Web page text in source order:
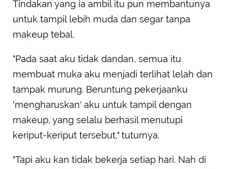
Tindakan yang ia ambil itu pun membantunya
untuk tampil lebih muda dan segar tanpa
makeup tebal.
"Pada saat aku tidak dandan, semua itu
membuat muka aku menjadi terlihat lelah dan
tampak murung. Beruntung pekerjaanku
'mengharuskan' aku untuk tampil dengan
makeup, yang selalu berhasil menutupi
keriput-keriput tersebut," tuturnya.
"Tapi aku kan tidak bekerja setiap hari. Nah di